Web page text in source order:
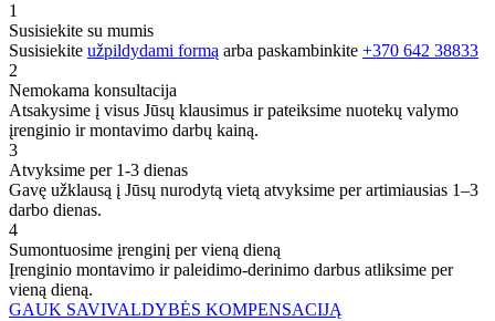
1
Susisiekite su mumis
Susisiekite užpildydami formą arba paskambinkite +370 642 38833
2
Nemokama konsultacija
Atsakysime į visus Jūsų klausimus ir pateiksime nuotekų valymo
įrenginio ir montavimo darbų kainą.
3
Atvyksime per 1-3 dienas
Gavę užklausą į Jūsų nurodytą vietą atvyksime per artimiausias 1–3
darbo dienas.
4
Sumontuosime įrenginį per vieną dieną
Įrenginio montavimo ir paleidimo-derinimo darbus atliksime per
vieną dieną.
GAUK SAVIVALDYBĖS KOMPENSACIJĄ